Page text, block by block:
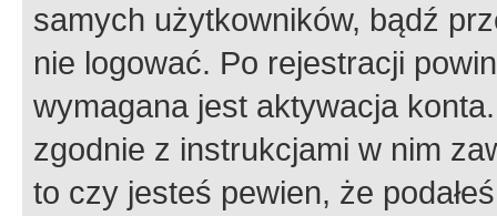
samych użytkowników, bądź
nie logować. Po rejestracji
wymagana jest aktywacja
zgodnie z instrukcjami w nim
to czy jesteś pewien, że